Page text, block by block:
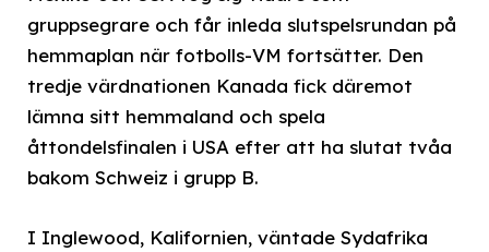
gruppsegrare och får inleda slutspelsrundan på
hemmaplan när fotbolls-VM fortsätter. Den
tredje värdnationen Kanada fick däremot
lämna sitt hemmaland och spela
åttondelsfinalen i USA efter att ha slutat tvåa
bakom Schweiz i grupp B.
I Inglewood, Kalifornien, väntade Sydafrika